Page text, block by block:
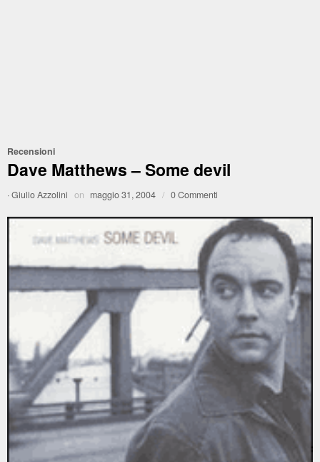
Recensioni
Dave Matthews – Some devil
·Giulio Azzolini on maggio 31, 2004 / 0 Commenti